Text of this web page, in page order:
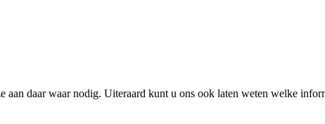
daar waar nodig. Uiteraard kunt u ons ook laten weten welke